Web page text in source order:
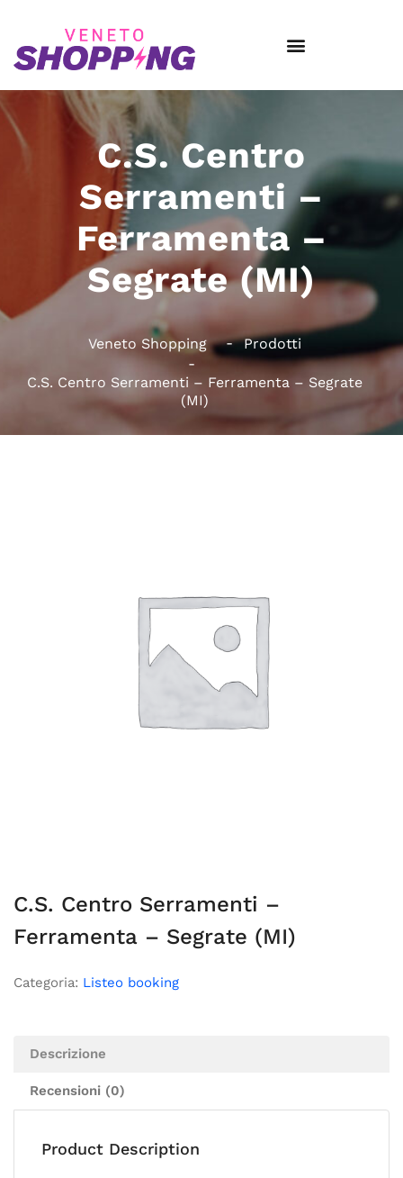
C.S. Centro
Serramenti –
Ferramenta –
Segrate (MI)
Veneto Shopping Prodotti
C.S. Centro Serramenti – Ferramenta – Segrate
(MI)
C.S. Centro Serramenti –
Ferramenta – Segrate (MI)
Categoria: Listeo booking
Descrizione
Recensioni (0)
Product Description